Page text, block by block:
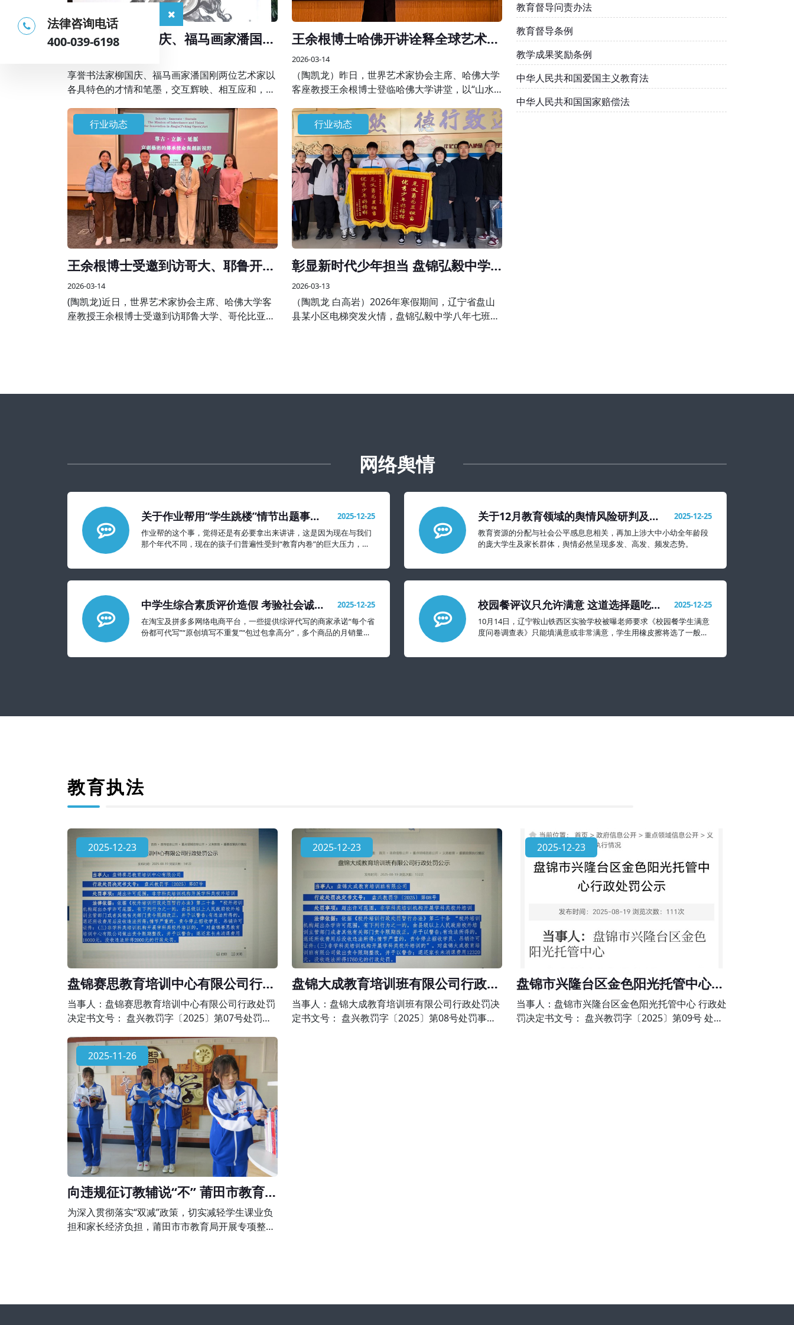
享誉书法家柳国庆、福马画家潘国刚
享誉书法家柳国庆、福马画家潘国刚两位艺术家以
各具特色的才情和笔墨，交互辉映、相互应和，共
地人和、美好祥和生活的祈愿，抒发新时代的“精
气神”。
王余根博士哈佛开讲诠释全球艺术美
学
2026-03-14
（陶凯龙）昨日，世界艺术家协会主席、哈佛大学
客座教授王余根博士登临哈佛大学讲堂，以“山水
年艺术积淀与世界大同、世界和平的美学思想融于
一堂，为全球学界、艺术界同仁呈现了一场跨越边
界的艺术盛宴。
行业动态
王余根博士受邀到访哥大、耶鲁开展
艺术学术交流
2026-03-14
(陶凯龙)近日，世界艺术家协会主席、哈佛大学客
座教授王余根博士受邀到访耶鲁大学、哥伦比亚大
行业动态
彰显新时代少年担当 盘锦弘毅中学
学子见义勇为受表彰
2026-03-13
（陶凯龙 白高岩）2026年寒假期间，辽宁省盘山
县某小区电梯突发火情，盘锦弘毅中学八年七班王
教育督导问责办法
教育督导条例
教学成果奖励条例
中华人民共和国爱国主义教育法
中华人民共和国国家赔偿法
网络舆情
关于作业帮用“学生跳楼”情节出题事件
的教育警示
2025-12-25
作业帮的这个事，觉得还是有必要拿出来讲讲，这是因为现在与我们
那个年代不同，现在的孩子们普遍性受到“教育内卷”的巨大压力，抑
关于12月教育领域的舆情风险研判及处
置建议
2025-12-25
教育资源的分配与社会公平感息息相关，再加上涉大中小幼全年龄段
的庞大学生及家长群体，舆情必然呈现多发、高发、频发态势。
中学生综合素质评价造假 考验社会诚信
与契约精神
2025-12-25
在淘宝及拼多多网络电商平台，一些提供综评代写的商家承诺“每个省
份都可代写”“原创填写不重复”“包过包拿高分”，多个商品的月销量达
校园餐评议只允许满意 这道选择题吃相
太难看
2025-12-25
10月14日，辽宁鞍山铁西区实验学校被曝老师要求《校园餐学生满意
度问卷调查表》只能填满意或非常满意，学生用橡皮擦将选了一般和
教育执法
2025-12-23
盘锦赛思教育培训中心有限公司行政
处罚公示
当事人：盘锦赛思教育培训中心有限公司行政处罚
决定书文号： 盘兴教罚字〔2025〕第07号处罚事
校外培训法律依据：依据《校外培训行政处罚暂行
办法》第二十条 “校外培训机构超出办学许可范
围，有下列行为之一的，由县级以上人民政府校外
培训主管部门或者其他有关部门责令限期改正，并
予以警告;有违法所得的，退还所收费用后没收违法
所得;情节严重的，责令停止招收学员、吊销
2025-12-23
盘锦大成教育培训班有限公司行政处
罚公示
当事人：盘锦大成教育培训班有限公司行政处罚决
定书文号： 盘兴教罚字〔2025〕第08号处罚事
2025-12-23
盘锦市兴隆台区金色阳光托管中心行
政处罚公示
当事人：盘锦市兴隆台区金色阳光托管中心 行政处
罚决定书文号： 盘兴教罚字〔2025〕第09号 处罚
2025-11-26
向违规征订教辅说“不” 莆田市教育局
组织开展专项整治行动
为深入贯彻落实“双减”政策，切实减轻学生课业负
担和家长经济负担，莆田市市教育局开展专项整治
法律咨询电话
400-039-6198